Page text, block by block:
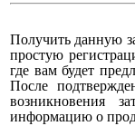
Получить данную
простую
где вам будет
После
возникновения
информацию о